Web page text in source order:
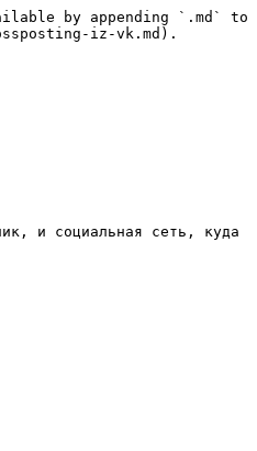
by appending `.md` to
iz-vk.md).
и социальная сеть, куда